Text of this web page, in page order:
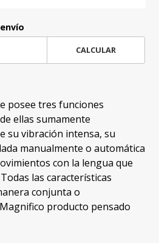
CALCULAR
posee tres funciones
ellas sumamente
su vibración intensa, su
manualmente o automática
con la lengua que
las características
conjunta o
producto pensado